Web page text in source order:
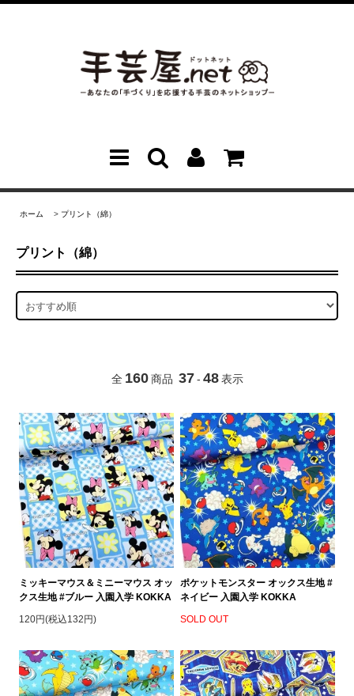
ホーム > プリント（綿）
プリント（綿）
全 160 商品 37 - 48 表示
ミッキーマウス＆ミニーマウス オッ
クス生地 #ブルー 入園入学 KOKKA
120円(税込132円)
ポケットモンスター オックス生地 #
ネイビー 入園入学 KOKKA
SOLD OUT